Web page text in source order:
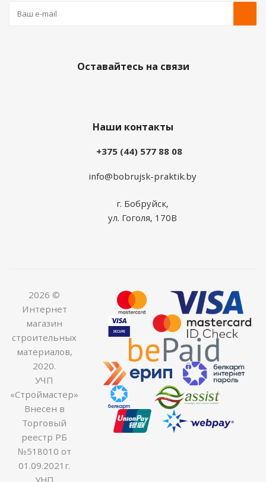
Оставайтесь на связи
Наши контакты
+375 (44) 577 88 08
info@bobrujsk-praktik.by
г. Бобруйск,
ул. Гоголя, 170В
2026 ©
Интернет
магазин
строительных
материалов,
2020.
УЧП
«Строймастер»
Внесен в
Торговый
реестр РБ
№518010 от
01.09.2021г.
УНП